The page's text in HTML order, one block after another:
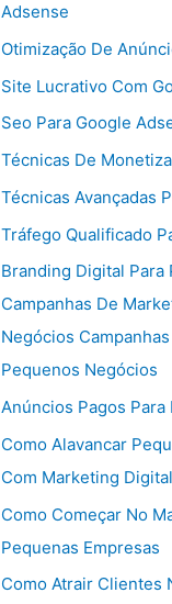
Adsense
Otimização De
Site Lucrativo Com
Seo Para Google
Técnicas De
Técnicas Avançadas
Tráfego Qualificado
Branding Digital
Campanhas De
Negócios
Pequenos Negócios
Anúncios Pagos Para
Como Alavancar
Com Marketing Digital
Como Começar No
Pequenas Empresas
Como Atrair Clientes